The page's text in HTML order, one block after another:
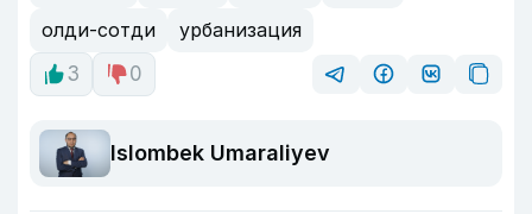
олди-сотди
урбанизация
3
0
Islombek Umaraliyev